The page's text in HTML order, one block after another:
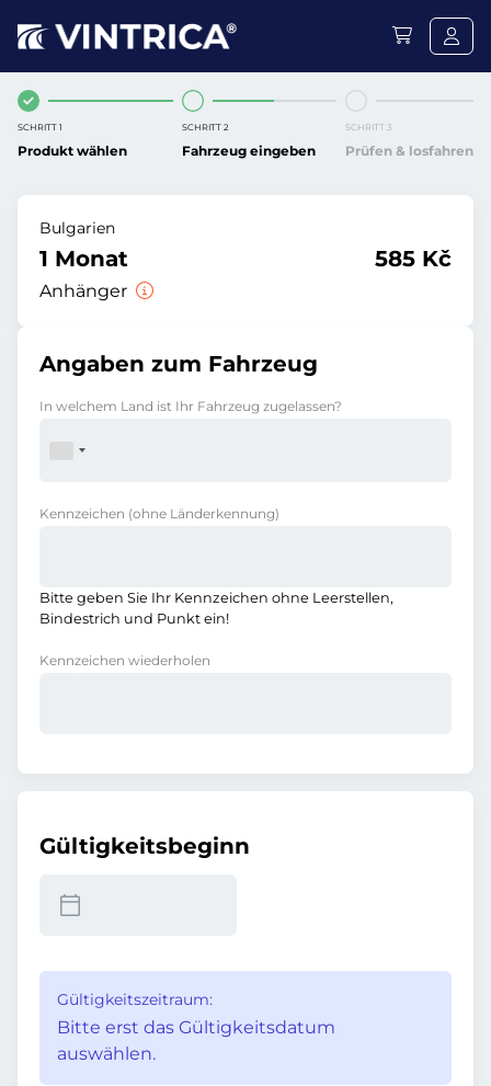
SCHRITT 1
Produkt wählen
SCHRITT 2
Fahrzeug eingeben
SCHRITT 3
Prüfen & losfahren
Bulgarien
1 Monat
Anhänger
585 Kč
Angaben zum Fahrzeug
In welchem Land ist Ihr Fahrzeug zugelassen?
Kennzeichen (ohne Länderkennung)
Bitte geben Sie Ihr Kennzeichen ohne Leerstellen,
Bindestrich und Punkt ein!
Kennzeichen wiederholen
Gültigkeitsbeginn
Gültigkeitszeitraum:
Bitte erst das Gültigkeitsdatum
auswählen.